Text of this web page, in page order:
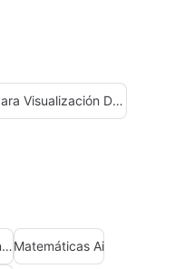
Herramienta De Ia Para Visualización De Datos
Mejores Herramientas De Ia Para Gerentes De ProductoMatemáticas Ai